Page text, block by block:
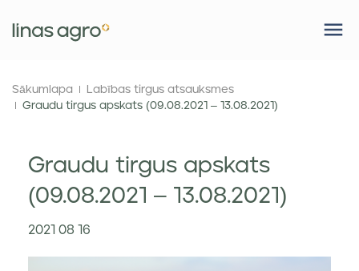
Sākumlapa
Labības tirgus atsauksmes
Graudu tirgus apskats (09.08.2021 – 13.08.2021)
Graudu tirgus apskats
(09.08.2021 – 13.08.2021)
2021 08 16